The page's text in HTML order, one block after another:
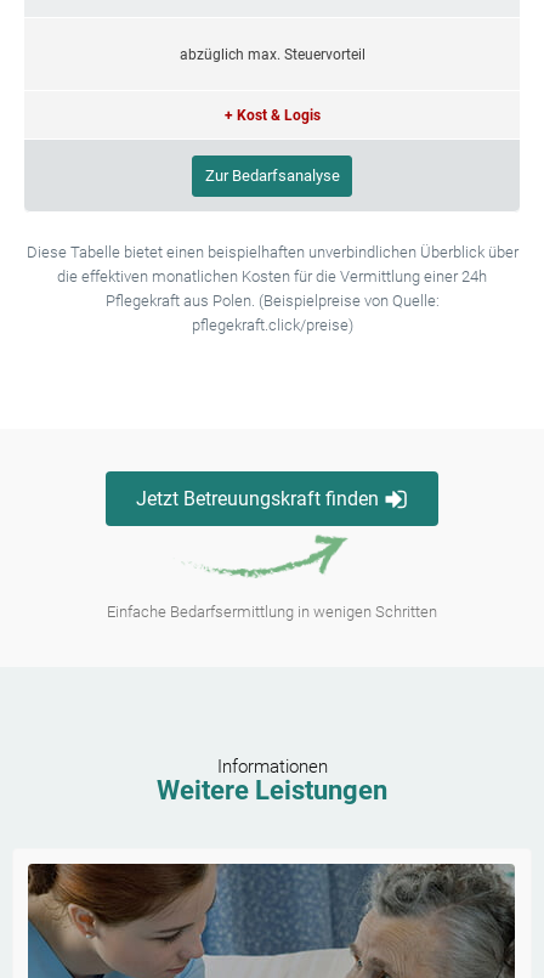
abzüglich max. Steuervorteil
+ Kost & Logis
Zur Bedarfsanalyse
Diese Tabelle bietet einen beispielhaften unverbindlichen Überblick über
die effektiven monatlichen Kosten für die Vermittlung einer 24h
Pflegekraft aus Polen. (Beispielpreise von Quelle:
pflegekraft.click/preise)
Jetzt Betreuungskraft finden
Einfache Bedarfsermittlung in wenigen Schritten
Informationen
Weitere Leistungen